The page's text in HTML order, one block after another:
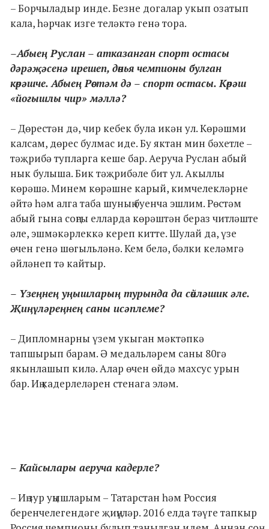
– Борчыладыр инде. Безне догалар укып озатып
кала, һәрчак изге теләктә генә тора.
–Абыең Руслан – атказанган спорт остасы
дәрәҗәсенә ирешеп, дөнья чемпионы булган
көрәшче. Абыең Рөстәм дә – спорт остасы. Көрәш
«йогышлы чир» мәллә?
– Дөрестән дә, чир кебек була икән ул. Көрәшми
калсам, дөрес булмас иде. Бу яктан мин бәхетле –
тәҗрибә тупларга кеше бар. Аеруча Руслан абый
нык булыша. Бик тәҗрибәле бит ул. Акыллы
көрәшә. Минем көрәшне карый, кимчелекләрне
әйтә һәм алга таба шуның буенча эшлим. Рөстәм
абый гына соңгы елларда көрәштән бераз читләште
әле, эшмәкәрлеккә кереп китте. Шулай да, үзе
өчен генә шөгыльләнә. Кем белә, бәлки келәмгә
әйләнеп тә кайтыр.
– Үзеңнең уңышларың турында да сөйләшик әле.
Җиңүләреңнең саны исәплеме?
– Дипломнарны үзем укыган мәктәпкә
тапшырып барам. Ә медальләрем саны 80гә
якынлашып килә. Алар өчен өйдә махсус урын
бар. Иң кадерлеләрен стенага эләм.
– Кайсылары аеруча кадерле?
– Иң зур уңышларым – Татарстан һәм Россия
беренчелегендәге җиңүләр. 2016 елда тәүге тапкыр